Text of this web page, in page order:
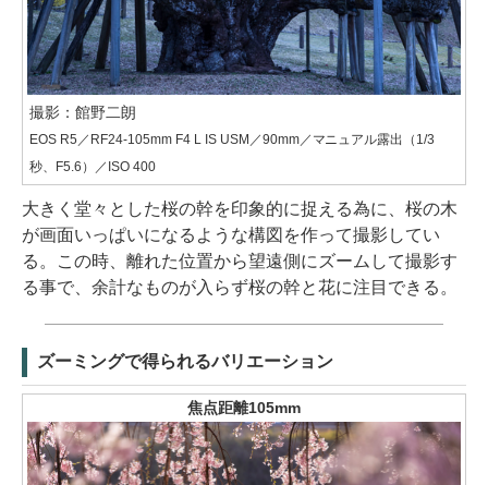
撮影：館野二朗
EOS R5／RF24-105mm F4 L IS USM／90mm／マニュアル露出（1/3
秒、F5.6）／ISO 400
大きく堂々とした桜の幹を印象的に捉える為に、桜の木
が画面いっぱいになるような構図を作って撮影してい
る。この時、離れた位置から望遠側にズームして撮影す
る事で、余計なものが入らず桜の幹と花に注目できる。
ズーミングで得られるバリエーション
焦点距離105mm